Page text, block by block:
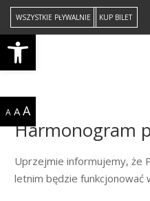
Open toolbar
WSZYSTKIE PŁYWALNIE KUP BILET
A A A
Harmonogram
Uprzejmie informujemy, że
letnim będzie funkcjonować